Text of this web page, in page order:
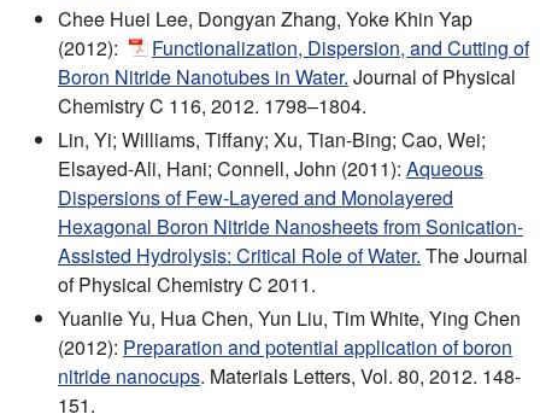
Chee Huei Lee, Dongyan Zhang, Yoke Khin Yap
(2012):
Functionalization, Dispersion, and Cutting of
Boron Nitride Nanotubes in Water. Journal of Physical
Chemistry C 116, 2012. 1798–1804.
Lin, Yi; Williams, Tiffany; Xu, Tian-Bing; Cao, Wei;
Elsayed-Ali, Hani; Connell, John (2011): Aqueous
Dispersions of Few-Layered and Monolayered
Hexagonal Boron Nitride Nanosheets from Sonication-
Assisted Hydrolysis: Critical Role of Water. The Journal
of Physical Chemistry C 2011.
Yuanlie Yu, Hua Chen, Yun Liu, Tim White, Ying Chen
(2012): Preparation and potential application of boron
nitride nanocups. Materials Letters, Vol. 80, 2012. 148-
151.